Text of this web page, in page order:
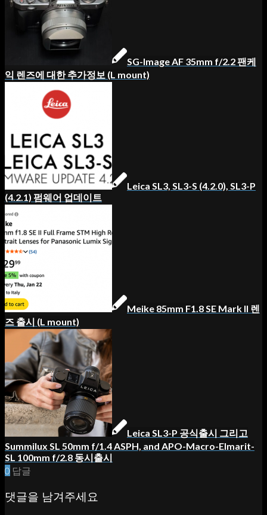
SG-Image AF 35mm f/2.2 팬케
익 렌즈에 대한 추가정보 (L mount)
Leica SL3, SL3-S (4.2.0), SL3-P
(4.2.1) 펌웨어 업데이트
Meike 85mm F1.8 SE Mark II 렌
즈 출시 (L mount)
Leica SL3-P 공식출시 그리고
Summilux SL 50mm f/1.4 ASPH, and APO-Macro-Elmarit-
SL 100mm f/2.8 동시출시
0 답글
댓글을 남겨주세요